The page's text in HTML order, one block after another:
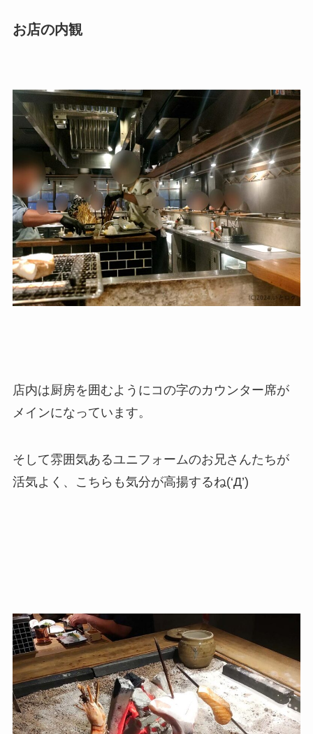
お店の内観
店内は厨房を囲むようにコの字のカウンター席が
メインになっています。
そして雰囲気あるユニフォームのお兄さんたちが
活気よく、こちらも気分が高揚するね(‘Д’)